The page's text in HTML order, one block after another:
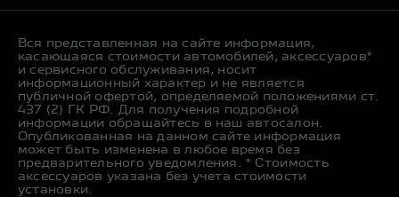
Вся представленная на сайте информация,
касающаяся стоимости автомобилей, аксессуаров*
и сервисного обслуживания, носит
информационный характер и не является
публичной офертой, определяемой положениями ст.
437 (2) ГК РФ. Для получения подробной
информации обращайтесь в наш автосалон.
Опубликованная на данном сайте информация
может быть изменена в любое время без
предварительного уведомления. * Стоимость
аксессуаров указана без учета стоимости
установки.